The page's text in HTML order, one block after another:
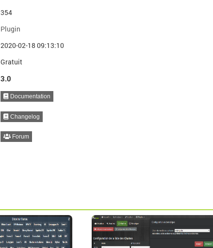
354
Plugin
2020-02-18 09:13:10
Gratuit
3.0
Documentation
Changelog
Forum